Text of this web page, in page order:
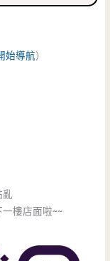
始導航）
一樓店面啦~~